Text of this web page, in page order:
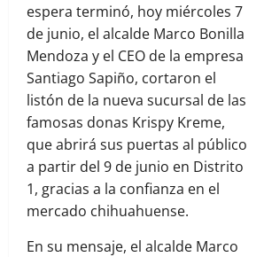
espera terminó, hoy miércoles 7
de junio, el alcalde Marco Bonilla
Mendoza y el CEO de la empresa
Santiago Sapiño, cortaron el
listón de la nueva sucursal de las
famosas donas Krispy Kreme,
que abrirá sus puertas al público
a partir del 9 de junio en Distrito
1, gracias a la confianza en el
mercado chihuahuense.
En su mensaje, el alcalde Marco